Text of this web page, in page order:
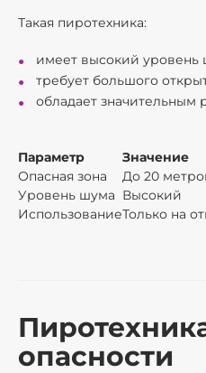
Такая пиротехника:
имеет высокий уровень
требует большого
обладает значительным
Параметр
Значение
Опасная зона
До 20
Уровень шума Высокий
ИспользованиеТолько на
опасности